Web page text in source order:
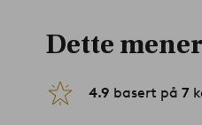
Dette
4.9 basert på 7